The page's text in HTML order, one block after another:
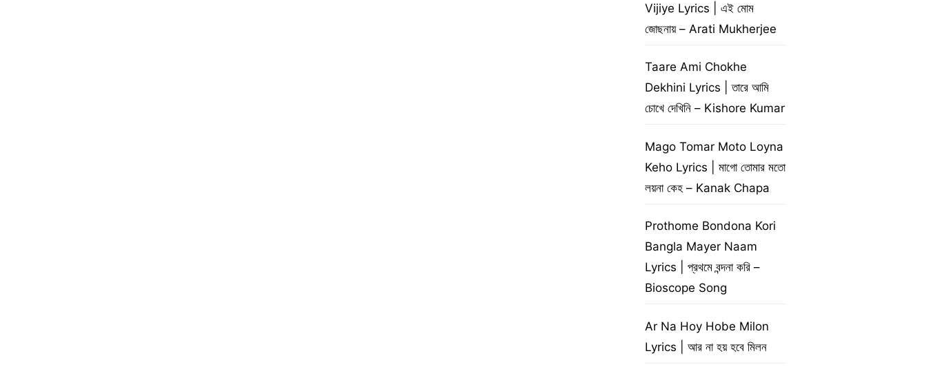
Vijiye Lyrics | এই মোম
জোছনায় – Arati Mukherjee
Taare Ami Chokhe
Dekhini Lyrics | তারে আমি
চোখে দেখিনি – Kishore Kumar
Mago Tomar Moto Loyna
Keho Lyrics | মাগো তোমার মতো
লয়না কেহ – Kanak Chapa
Prothome Bondona Kori
Bangla Mayer Naam
Lyrics | প্রথমে বন্দনা করি –
Bioscope Song
Ar Na Hoy Hobe Milon
Lyrics | আর না হয় হবে মিলন